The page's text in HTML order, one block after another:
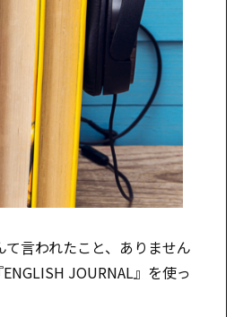
言われたこと、ありません
JOURNAL』を使っ